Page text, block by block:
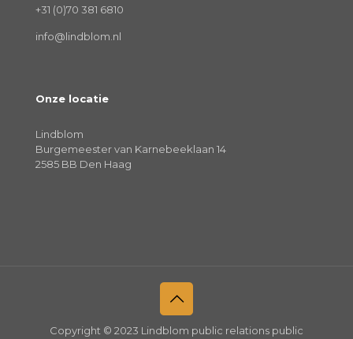
+31 (0)70 381 6810
info@lindblom.nl
Onze locatie
Lindblom
Burgemeester van Karnebeeklaan 14
2585 BB Den Haag
Copyright © 2023 Lindblom public relations public